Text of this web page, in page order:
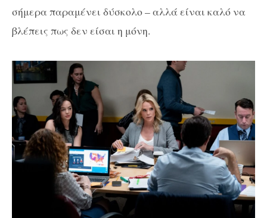
σήμερα παραμένει δύσκολο – αλλά είναι καλό να
βλέπεις πως δεν είσαι η μόνη.